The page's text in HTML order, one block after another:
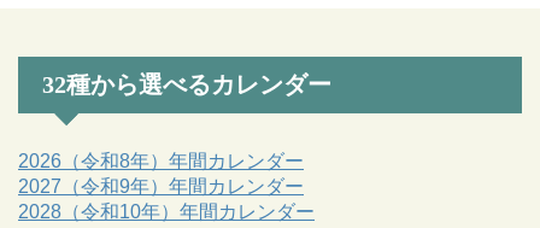
32種から選べるカレンダー
2026（令和8年）年間カレンダー
2027（令和9年）年間カレンダー
2028（令和10年）年間カレンダー